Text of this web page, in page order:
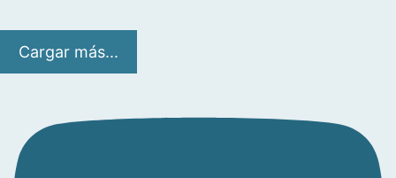
Cargar más...